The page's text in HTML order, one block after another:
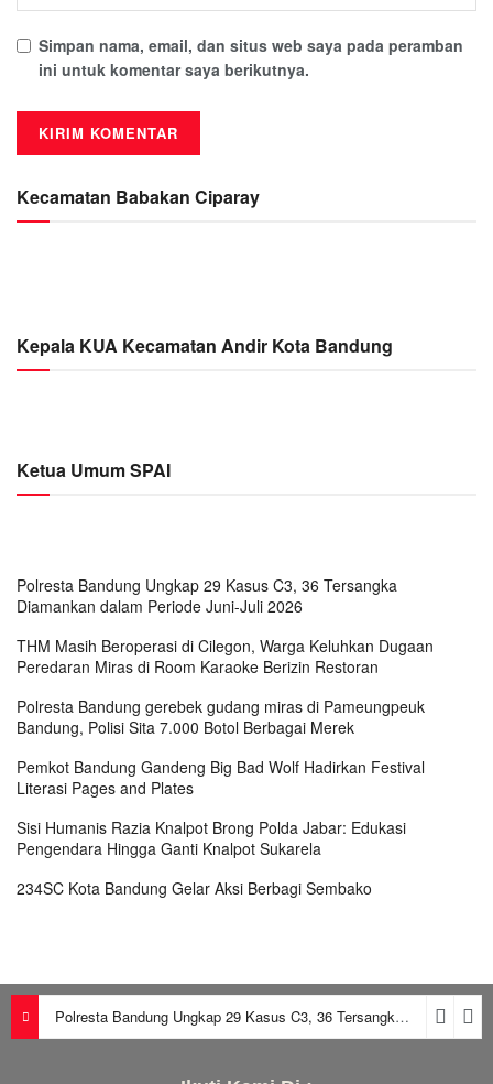
Simpan nama, email, dan situs web saya pada peramban
ini untuk komentar saya berikutnya.
Kecamatan Babakan Ciparay
Kepala KUA Kecamatan Andir Kota Bandung
Ketua Umum SPAI
Polresta Bandung Ungkap 29 Kasus C3, 36 Tersangka
Diamankan dalam Periode Juni-Juli 2026
THM Masih Beroperasi di Cilegon, Warga Keluhkan Dugaan
Peredaran Miras di Room Karaoke Berizin Restoran
Polresta Bandung gerebek gudang miras di Pameungpeuk
Bandung, Polisi Sita 7.000 Botol Berbagai Merek
Pemkot Bandung Gandeng Big Bad Wolf Hadirkan Festival
Literasi Pages and Plates
Sisi Humanis Razia Knalpot Brong Polda Jabar: Edukasi
Pengendara Hingga Ganti Knalpot Sukarela
234SC Kota Bandung Gelar Aksi Berbagi Sembako
Polresta Bandung Ungkap 29 Kasus C3, 36 Tersangka Diamankan dalam Periode Juni-Juli 2026